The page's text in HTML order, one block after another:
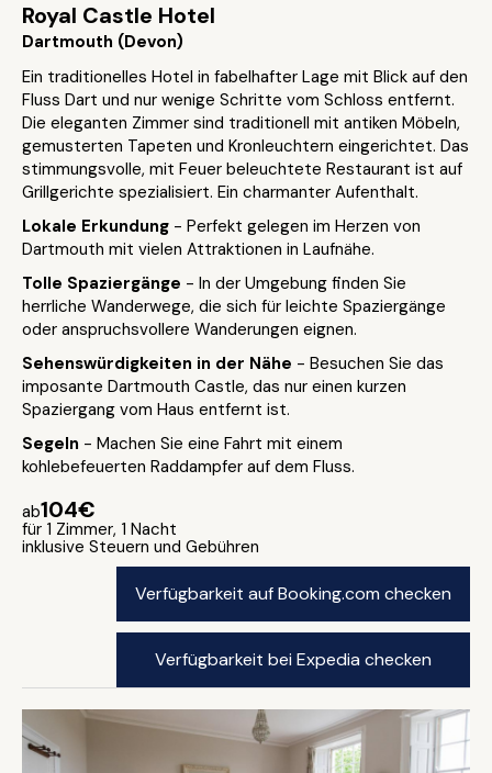
Royal Castle Hotel
Dartmouth (Devon)
Ein traditionelles Hotel in fabelhafter Lage mit Blick auf den
Fluss Dart und nur wenige Schritte vom Schloss entfernt.
Die eleganten Zimmer sind traditionell mit antiken Möbeln,
gemusterten Tapeten und Kronleuchtern eingerichtet. Das
stimmungsvolle, mit Feuer beleuchtete Restaurant ist auf
Grillgerichte spezialisiert. Ein charmanter Aufenthalt.
Lokale Erkundung - Perfekt gelegen im Herzen von
Dartmouth mit vielen Attraktionen in Laufnähe.
Tolle Spaziergänge - In der Umgebung finden Sie
herrliche Wanderwege, die sich für leichte Spaziergänge
oder anspruchsvollere Wanderungen eignen.
Sehenswürdigkeiten in der Nähe - Besuchen Sie das
imposante Dartmouth Castle, das nur einen kurzen
Spaziergang vom Haus entfernt ist.
Segeln - Machen Sie eine Fahrt mit einem
kohlebefeuerten Raddampfer auf dem Fluss.
ab104€
für 1 Zimmer, 1 Nacht
inklusive Steuern und Gebühren
Verfügbarkeit auf Booking.com checken
Verfügbarkeit bei Expedia checken